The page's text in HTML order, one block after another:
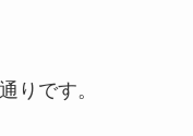
りです。